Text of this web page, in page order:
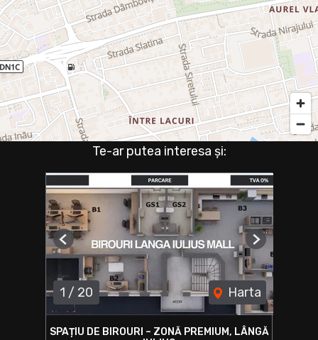
Te-ar putea interesa și:
1 / 20 Harta
Previous Next
SPAȚIU DE BIROURI – ZONĂ PREMIUM, LÂNGĂ